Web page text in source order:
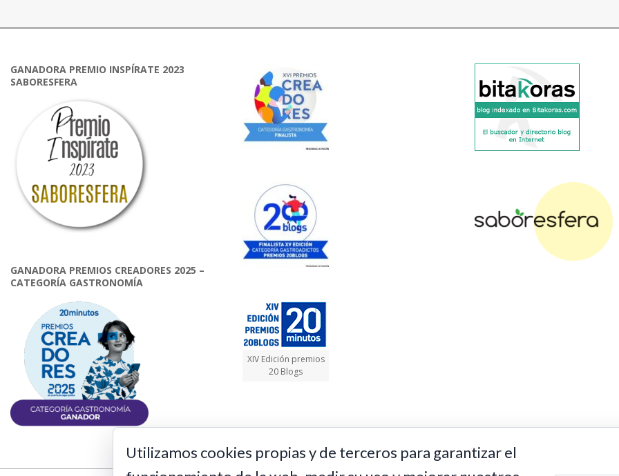
GANADORA PREMIO INSPÍRATE 2023
SABORESFERA
GANADORA PREMIOS CREADORES 2025 –
CATEGORÍA GASTRONOMÍA
XIV Edición premios
20 Blogs
Utilizamos cookies propias y de terceros para garantizar el